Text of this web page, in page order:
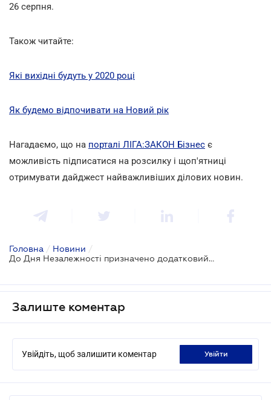
26 серпня.
Також читайте:
Які вихідні будуть у 2020 році
Як будемо відпочивати на Новий рік
Нагадаємо, що на порталі ЛІГА:ЗАКОН Бізнес є
можливість підписатися на розсилку і щоп'ятниці
отримувати дайджест найважливіших ділових новин.
Головна / Новини /
До Дня Незалежності призначено додатковий потяг до Львова
Залиште коментар
Увійдіть, щоб залишити коментар увійти